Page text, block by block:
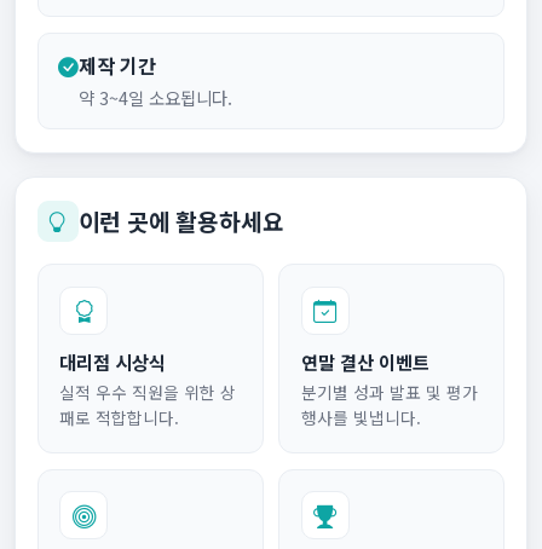
제작 기간
약 3~4일 소요됩니다.
이런 곳에 활용하세요
대리점 시상식
실적 우수 직원을 위한 상
패로 적합합니다.
연말 결산 이벤트
분기별 성과 발표 및 평가
행사를 빛냅니다.